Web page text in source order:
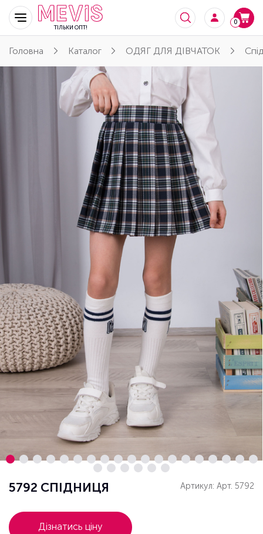
ТІЛЬКИ ОПТ!
0
Головна Каталог ОДЯГ ДЛЯ ДІВЧАТОК
5792 СПІДНИЦЯ Артикул: Арт. 5792
Дізнатись ціну